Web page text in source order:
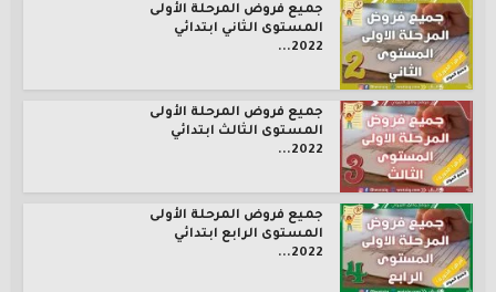
جميع فروض المرحلة الأولى
المستوى الثاني ابتدائي
2022...
جميع فروض المرحلة الأولى
المستوى الثالث ابتدائي
2022...
جميع فروض المرحلة الأولى
المستوى الرابع ابتدائي
2022...